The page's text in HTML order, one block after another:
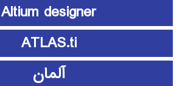
Altium designer
ATLAS.ti
آلمان